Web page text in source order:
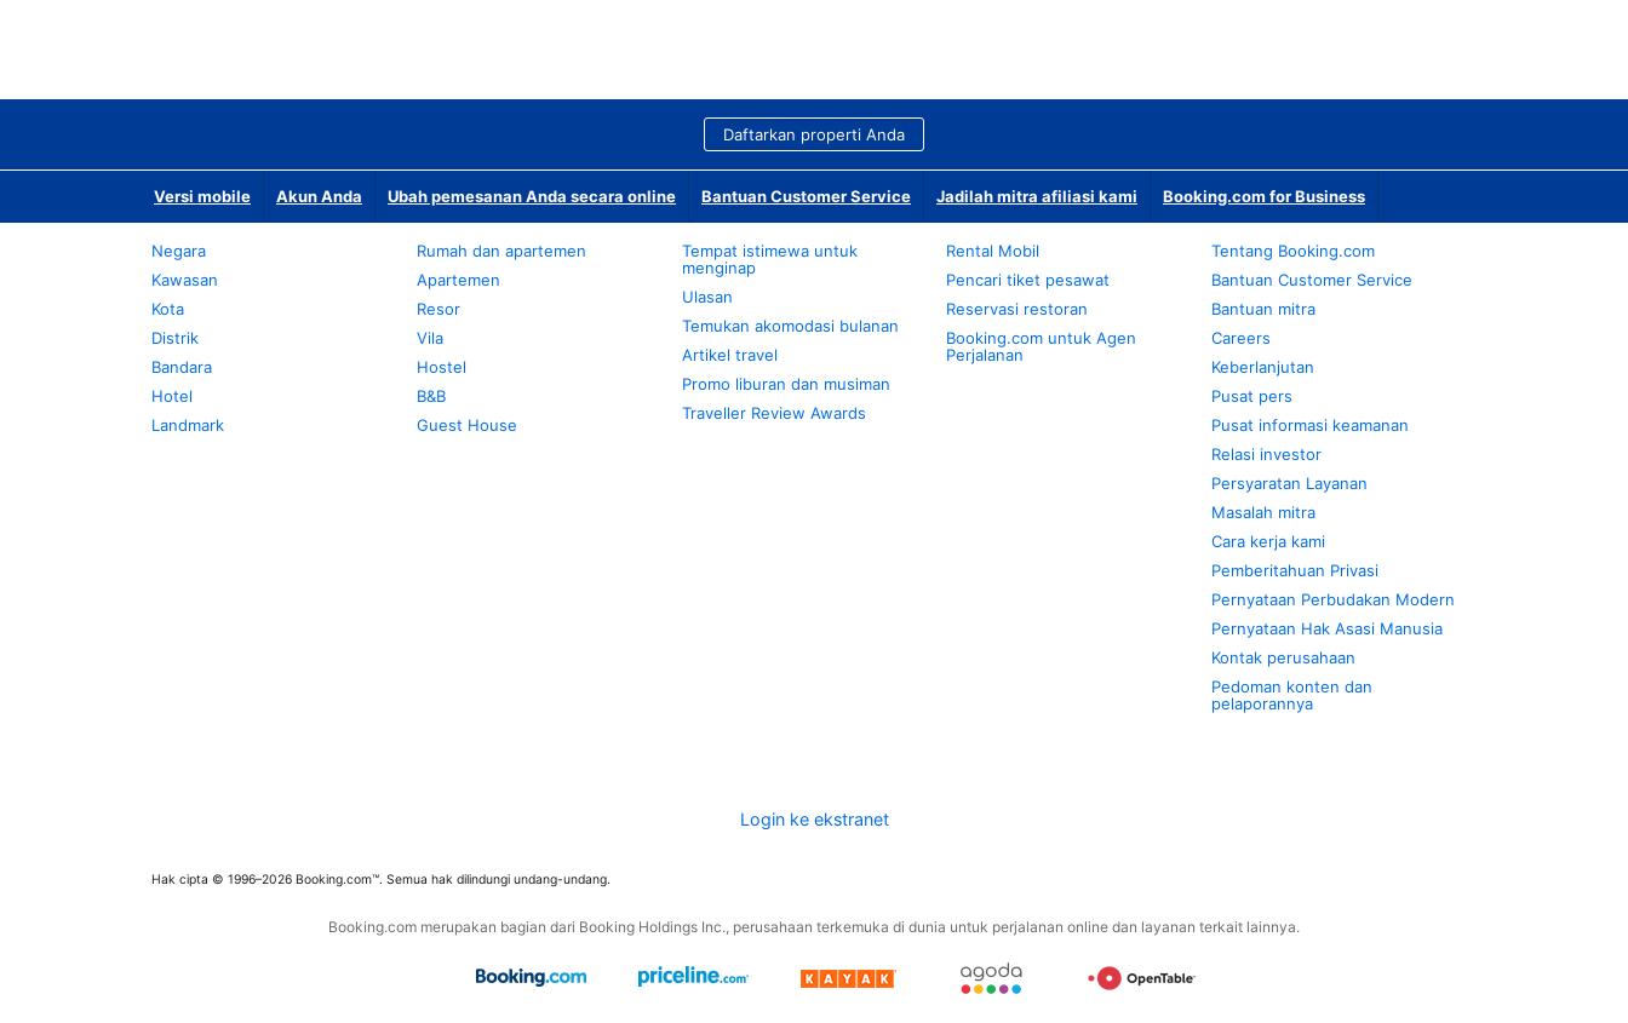
Daftarkan properti Anda
Versi mobile Akun Anda Ubah pemesanan Anda secara online Bantuan Customer Service Jadilah mitra afiliasi kami Booking.com for Business
Negara
Kawasan
Kota
Distrik
Bandara
Hotel
Landmark
Rumah dan apartemen
Apartemen
Resor
Vila
Hostel
B&B
Guest House
Tempat istimewa untuk
menginap
Ulasan
Temukan akomodasi bulanan
Artikel travel
Promo liburan dan musiman
Traveller Review Awards
Rental Mobil
Pencari tiket pesawat
Reservasi restoran
Booking.com untuk Agen
Perjalanan
Tentang Booking.com
Bantuan Customer Service
Bantuan mitra
Careers
Keberlanjutan
Pusat pers
Pusat informasi keamanan
Relasi investor
Persyaratan Layanan
Masalah mitra
Cara kerja kami
Pemberitahuan Privasi
Pernyataan Perbudakan Modern
Pernyataan Hak Asasi Manusia
Kontak perusahaan
Pedoman konten dan
pelaporannya
Login ke ekstranet
Hak cipta © 1996–2026 Booking.com™. Semua hak dilindungi undang-undang.
Booking.com merupakan bagian dari Booking Holdings Inc., perusahaan terkemuka di dunia untuk perjalanan online dan layanan terkait lainnya.